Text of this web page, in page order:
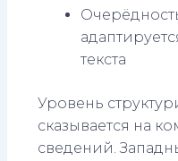
текста
Уровень
сказывается на
сведений.